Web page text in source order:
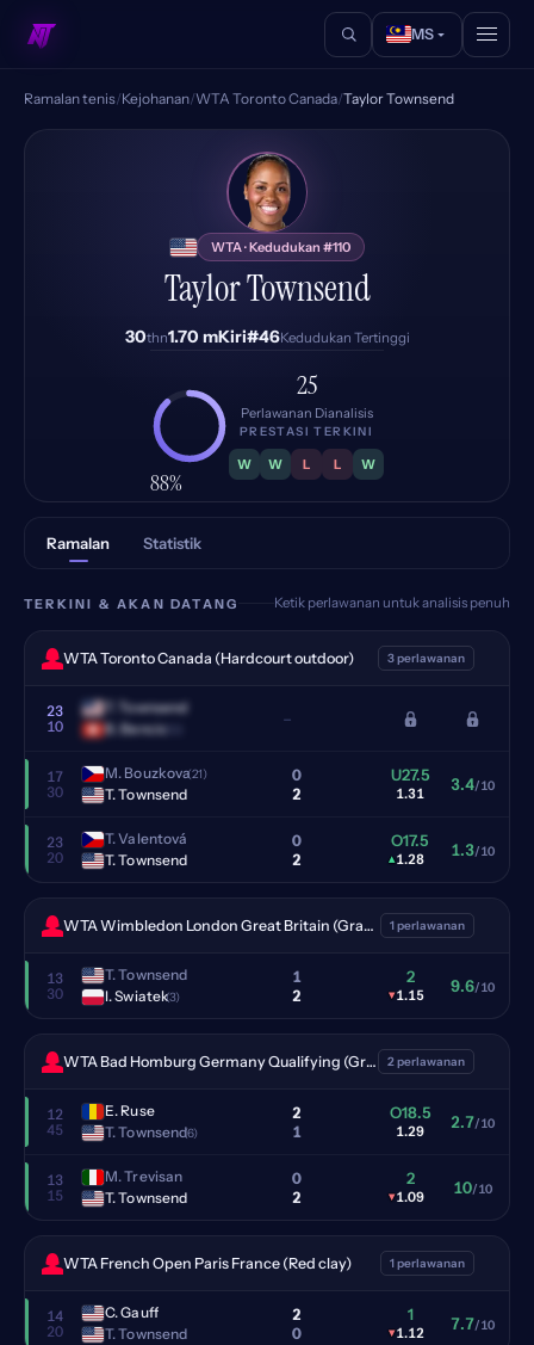
MS
Ramalan tenis/Kejohanan/WTA Toronto Canada/Taylor Townsend
TT
WTA · Kedudukan #110
Taylor Townsend
30thn1.70 mKiri#46Kedudukan Tertinggi
88%
25
Perlawanan Dianalisis
PRESTASI TERKINI
W W L L W
Ramalan Statistik
TERKINI & AKAN DATANG Ketik perlawanan untuk analisis penuh
WTA Toronto Canada (Hardcourt outdoor) 3 perlawanan
23
10
T. Townsend
B. Bencic(12) –
17
30
M. Bouzkova(21)
T. Townsend
0
2
U27.5
1.31 3.4/10
23
20
T. Valentová
T. Townsend
0
2
O17.5
▴1.28 1.3/10
WTA Wimbledon London Great Britain (Grass) 1 perlawanan
13
30
T. Townsend
I. Swiatek(3)
1
2
2
▾1.15 9.6/10
WTA Bad Homburg Germany Qualifying (Grass) 2 perlawanan
12
45
E. Ruse
T. Townsend(6)
2
1
O18.5
1.29 2.7/10
13
15
M. Trevisan
T. Townsend
0
2
2
▾1.09 10/10
WTA French Open Paris France (Red clay) 1 perlawanan
14
20
C. Gauff
T. Townsend
2
0
1
▾1.12 7.7/10